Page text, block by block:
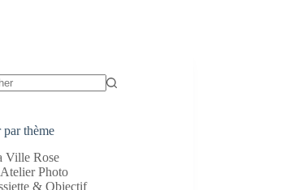
thème
Ville Rose
Photo
& Objectif